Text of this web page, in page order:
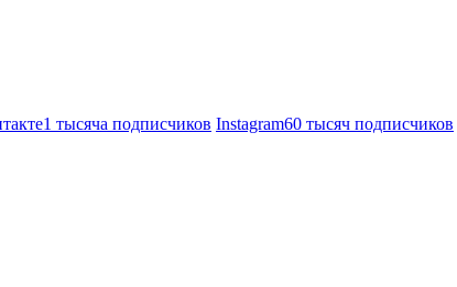
1 тысяча подписчиков Instagram60 тысяч подписчиков